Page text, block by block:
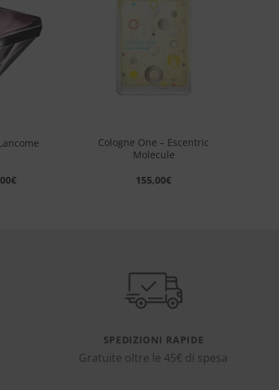
desideri
€
Cologne One – Escentric
Molecule
155,00€
SPEDIZIONI RAPIDE
Gratuite oltre le 45€ di spesa